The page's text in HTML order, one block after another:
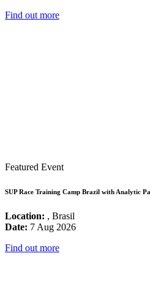
Find out more
Featured Event
SUP Race Training Camp Brazil with Analytic
Location: , Brasil
Date: 7 Aug 2026
Find out more